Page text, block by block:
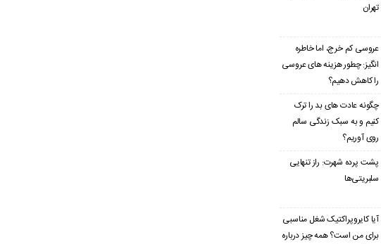
تهران
عروسی کم خرج، اما خاطره
انگیز: چطور هزینه های عروسی
را کاهش دهیم؟
چگونه عادت‌ های بد را ترک
کنیم و به سبک زندگی سالم
روی آوریم؟
پشت پرده شهرت: راز تنهایی
سلبریتی‌ها
آیا کایروپراکتیک شغل مناسبی
برای من است؟ همه چیز درباره